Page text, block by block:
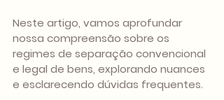
Neste artigo, vamos aprofundar
nossa compreensão sobre os
regimes de separação convencional
e legal de bens, explorando nuances
e esclarecendo dúvidas frequentes.